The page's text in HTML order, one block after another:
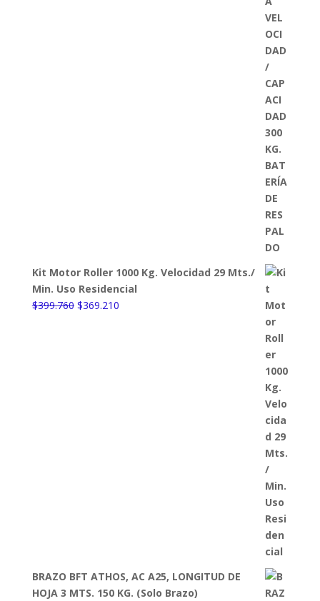
Kit Motor Roller 1000 Kg. Velocidad 29 Mts./
Min. Uso Residencial
$399.760 El
$369.210El
BRAZO BFT ATHOS, AC A25, LONGITUD DE
HOJA 3 MTS. 150 KG. (Solo Brazo)